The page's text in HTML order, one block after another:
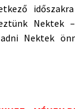
Nektek
Nektek